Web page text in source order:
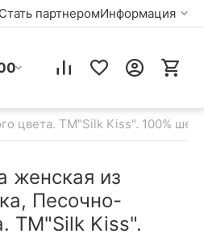
Стать партнеромИнформация
цвета. TM"Silk Kiss". 100%
женская из
Песочно-
TM"Silk Kiss".